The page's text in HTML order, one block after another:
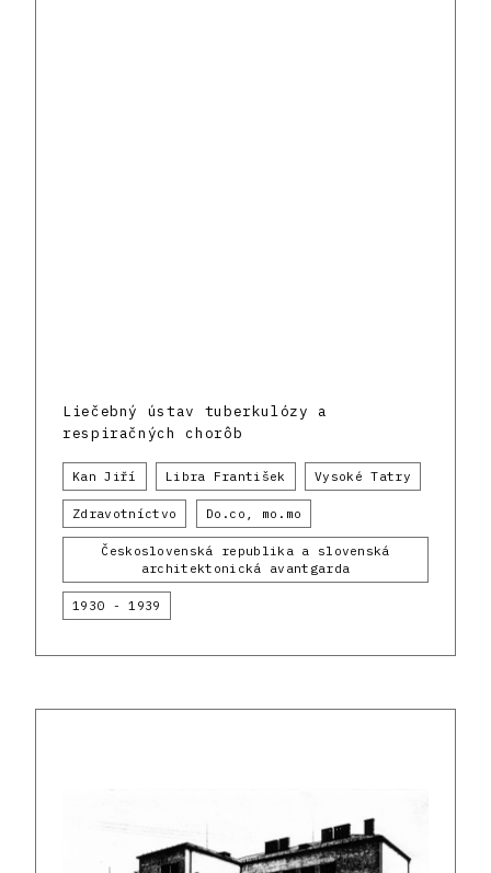
Liečebný ústav tuberkulózy a
respiračných chorôb
Kan Jiří Libra František Vysoké Tatry
Zdravotníctvo Do.co, mo.mo
Československá republika a slovenská
architektonická avantgarda
1930 - 1939